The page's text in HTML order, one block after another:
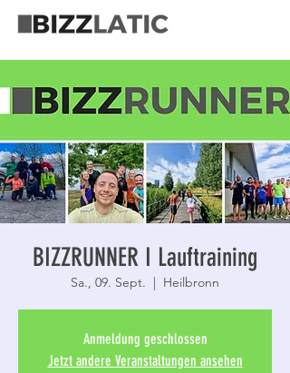
BIZZRUNNER I Lauftraining
Sa., 09. Sept.
  |
Heilbronn
Anmeldung geschlossen
Jetzt andere Veranstaltungen ansehen